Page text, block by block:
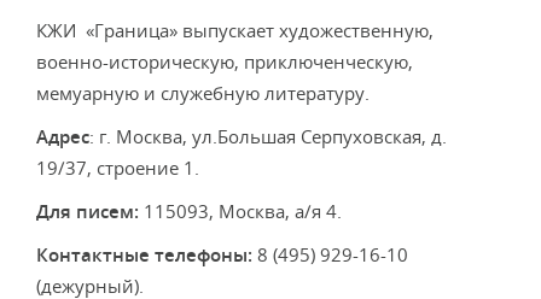
КЖИ «Граница» выпускает художественную,
военно-историческую, приключенческую,
мемуарную и служебную литературу.
Адрес: г. Москва, ул.Большая Серпуховская, д.
19/37, строение 1.
Для писем: 115093, Москва, а/я 4.
Контактные телефоны: 8 (495) 929-16-10
(дежурный).